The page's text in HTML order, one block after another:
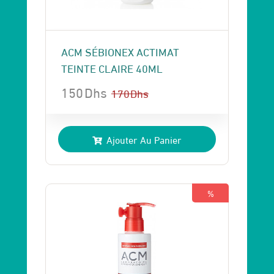
ACM SÉBIONEX ACTIMAT
TEINTE CLAIRE 40ML
170Dhs
prix
initial
était :
170 Dhs.
150Dhs
prix
actuel
est :
150 Dhs.
Ajouter Au Panier
%